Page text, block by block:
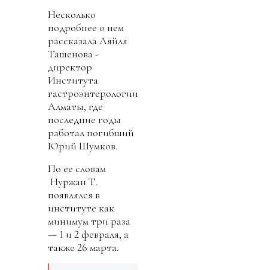
Несколько
подробнее о нем
рассказала Ляйля
Ташенова -
директор
Института
гастроэнтерологии
Алматы, где
последние годы
работал погибший
Юрий Шумков.
По ее словам
Нуржан Т.
появлялся в
институте как
минимум три раза
— 1 и 2 февраля, а
также 26 марта.